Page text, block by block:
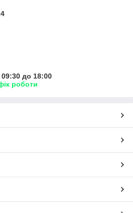
до 18:00
роботи